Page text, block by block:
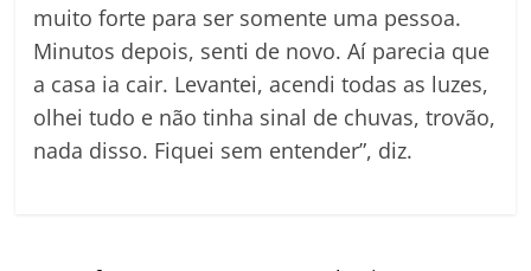
muito forte para ser somente uma pessoa.
Minutos depois, senti de novo. Aí parecia que
a casa ia cair. Levantei, acendi todas as luzes,
olhei tudo e não tinha sinal de chuvas, trovão,
nada disso. Fiquei sem entender”, diz.